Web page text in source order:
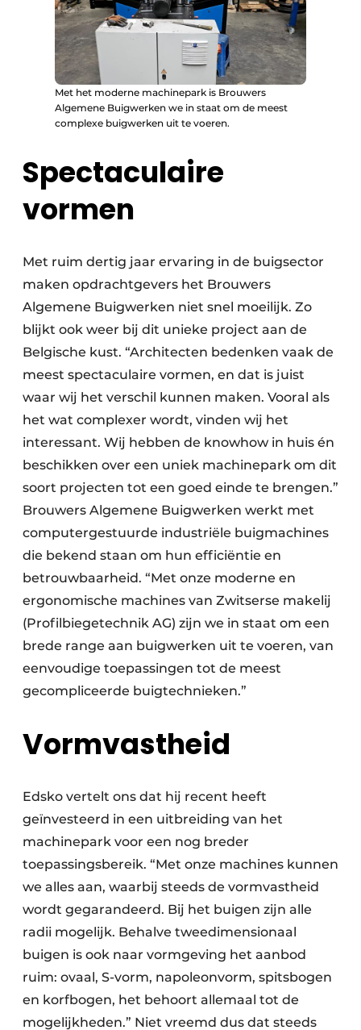
Met het moderne machinepark is Brouwers
Algemene Buigwerken we in staat om de meest
complexe buigwerken uit te voeren.
Spectaculaire
vormen
Met ruim dertig jaar ervaring in de buigsector
maken opdrachtgevers het Brouwers
Algemene Buigwerken niet snel moeilijk. Zo
blijkt ook weer bij dit unieke project aan de
Belgische kust. “Architecten bedenken vaak de
meest spectaculaire vormen, en dat is juist
waar wij het verschil kunnen maken. Vooral als
het wat complexer wordt, vinden wij het
interessant. Wij hebben de knowhow in huis én
beschikken over een uniek machinepark om dit
soort projecten tot een goed einde te brengen.”
Brouwers Algemene Buigwerken werkt met
computergestuurde industriële buigmachines
die bekend staan om hun efficiëntie en
betrouwbaarheid. “Met onze moderne en
ergonomische machines van Zwitserse makelij
(Profilbiegetechnik AG) zijn we in staat om een
brede range aan buigwerken uit te voeren, van
eenvoudige toepassingen tot de meest
gecompliceerde buigtechnieken.”
Vormvastheid
Edsko vertelt ons dat hij recent heeft
geïnvesteerd in een uitbreiding van het
machinepark voor een nog breder
toepassingsbereik. “Met onze machines kunnen
we alles aan, waarbij steeds de vormvastheid
wordt gegarandeerd. Bij het buigen zijn alle
radii mogelijk. Behalve tweedimensionaal
buigen is ook naar vormgeving het aanbod
ruim: ovaal, S-vorm, napoleonvorm, spitsbogen
en korfbogen, het behoort allemaal tot de
mogelijkheden.” Niet vreemd dus dat steeds